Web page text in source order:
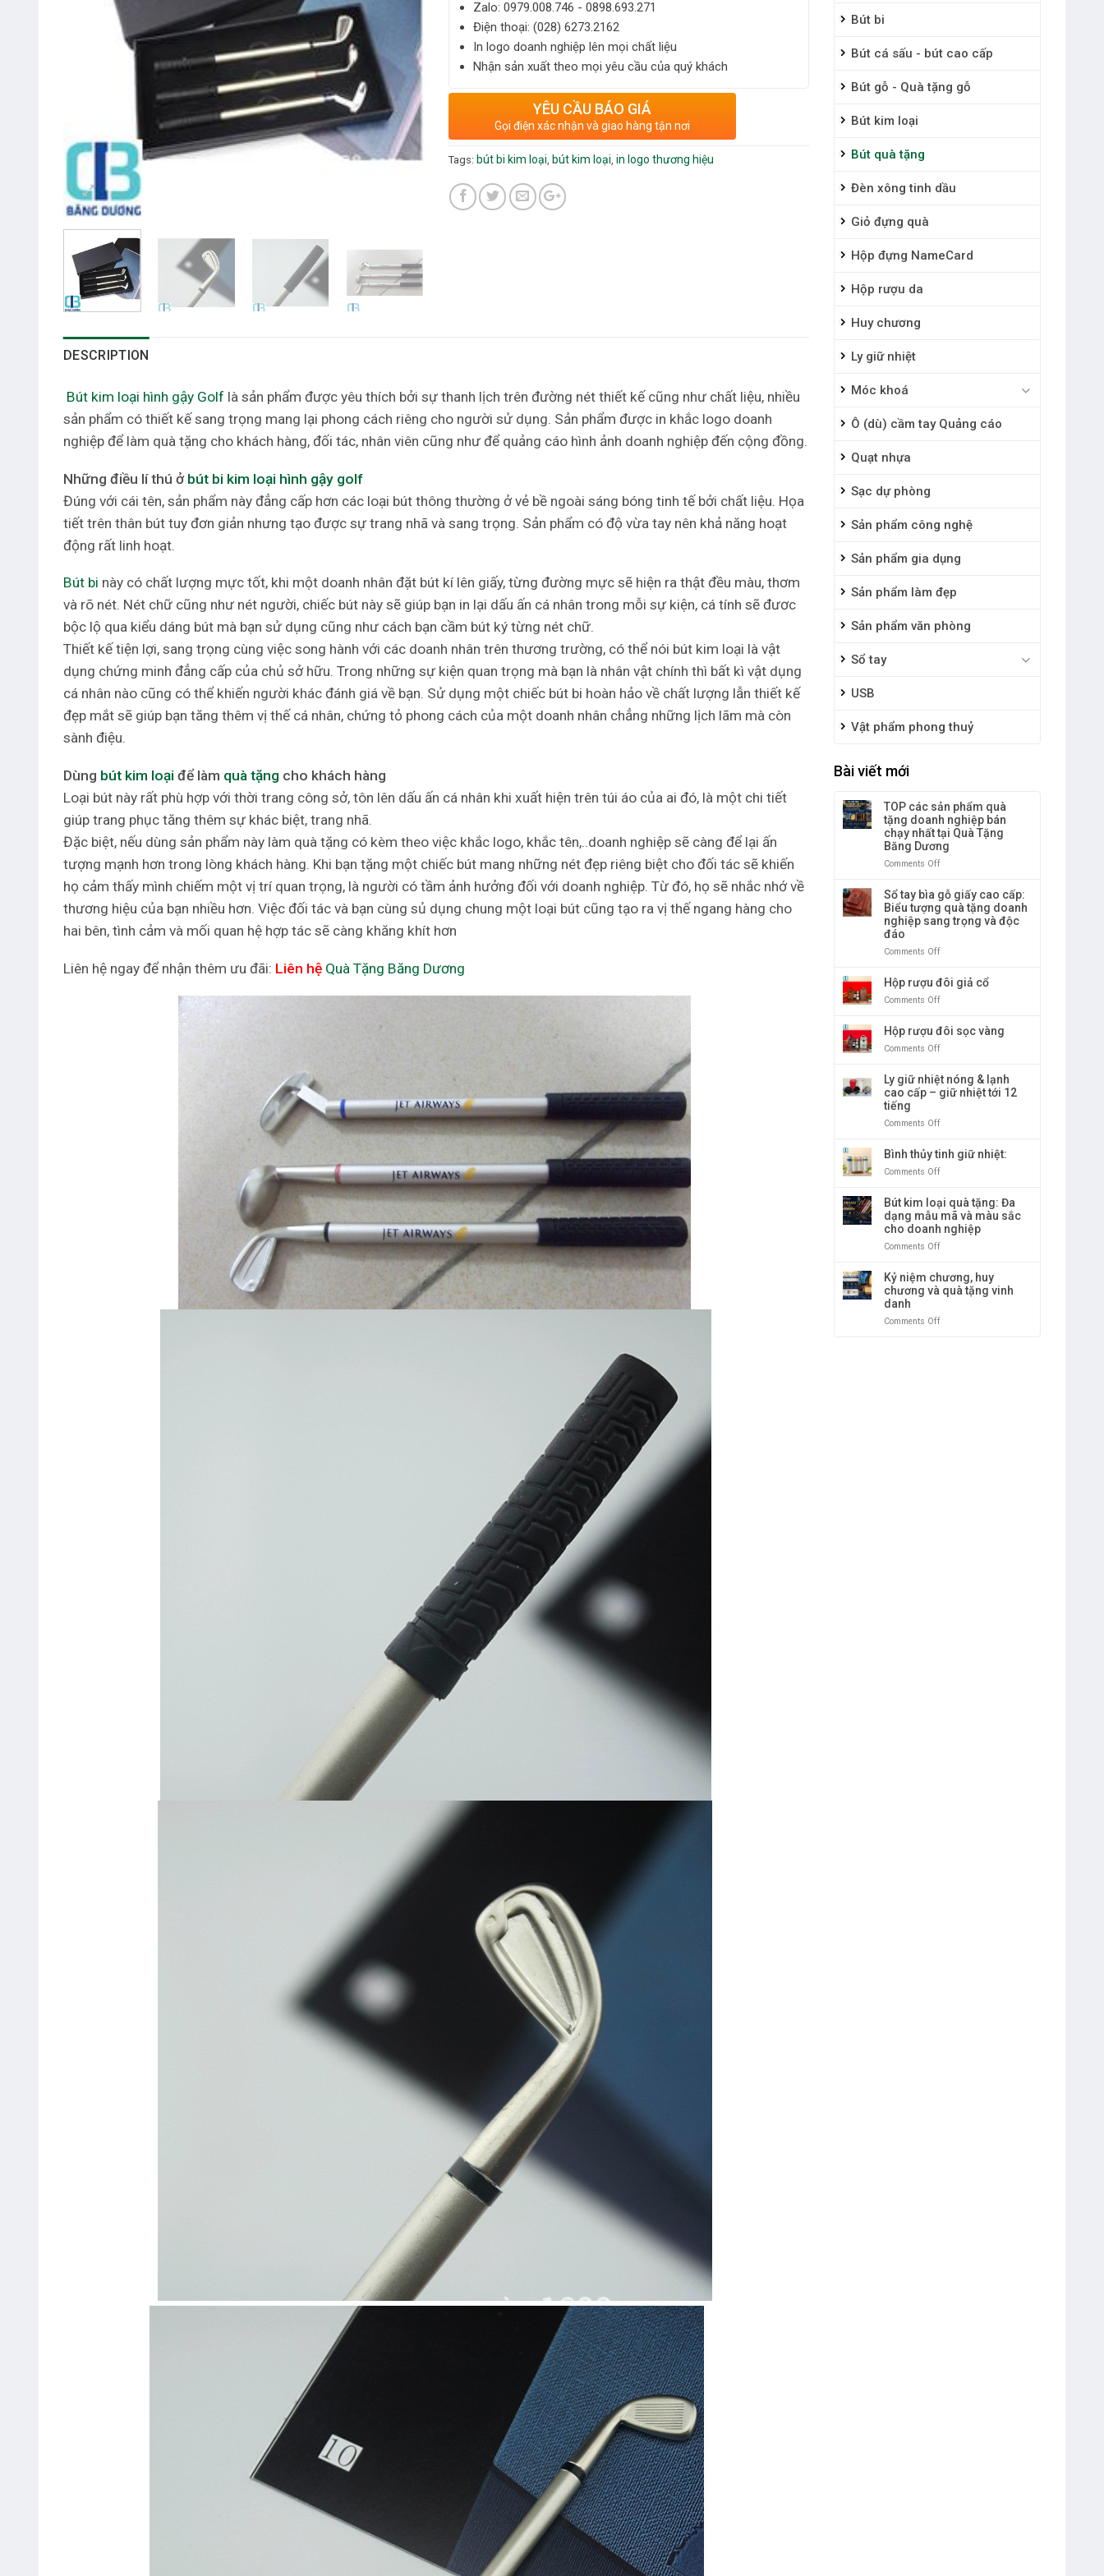
Bút bi
Bút cá sấu - bút cao cấp
Bút gỗ - Quà tặng gỗ
Bút kim loại
Bút quà tặng
Đèn xông tinh dầu
Giỏ đựng quà
Hộp đựng NameCard
Hộp rượu da
Huy chương
Ly giữ nhiệt
Móc khoá
Ô (dù) cầm tay Quảng cáo
Quạt nhựa
Sạc dự phòng
Sản phẩm công nghệ
Sản phẩm gia dụng
Sản phẩm làm đẹp
Sản phẩm văn phòng
Sổ tay
USB
Vật phẩm phong thuỷ
Bài viết mới
TOP các sản phẩm quà
tặng doanh nghiệp bán
chạy nhất tại Quà Tặng
Băng Dương
Comments Offon
các
sản
phẩm
quà
bán
chạy
Quà
Tặng
Dương
Sổ tay bìa gỗ giấy cao cấp:
Biểu tượng quà tặng doanh
nghiệp sang trọng và độc
đáo
Comments Offon
tay
cao
cấp:
quà
tặng
nghiệp
trọng
và
Hộp rượu đôi giả cổ
Comments Offon
rượu
Hộp rượu đôi sọc vàng
Comments Offon
rượu
đôi
sọc
Ly giữ nhiệt nóng & lạnh
cao cấp – giữ nhiệt tới 12
tiếng
Comments Offon
giữ
nhiệt
lạnh
cao
cấp
–
tới
12
Bình thủy tinh giữ nhiệt:
Comments Offon
thủy
tinh
giữ
nhiệt:
Bút kim loại quà tặng: Đa
dạng mẫu mã và màu sắc
cho doanh nghiệp
Comments Offon
kim
loại
quà
Kỷ niệm chương, huy
chương và quà tặng vinh
danh
Comments Offon
Zalo: ‎‎0979.008.746 - 0898.693.271
Điện thoại: ‎(028) 6273.2162
In logo doanh nghiệp lên mọi chất liệu
Nhận sản xuất theo mọi yêu cầu của quý khách
YÊU CẦU BÁO GIÁ
Gọi điện xác nhận và giao hàng tận nơi
Tags: bút bi kim loại bút kim loại in logo thương hiệu
DESCRIPTION
Bút kim loại hình gậy Golf là sản phẩm được yêu thích bởi sự thanh lịch trên đường nét thiết kế cũng như chất liệu, nhiều
sản phẩm có thiết kế sang trọng mang lại phong cách riêng cho người sử dụng. Sản phẩm được in khắc logo doanh
nghiệp để làm quà tặng cho khách hàng, đối tác, nhân viên cũng như để quảng cáo hình ảnh doanh nghiệp đến cộng đồng.
Những điều lí thú ở bút bi kim loại hình gậy golf
Đúng với cái tên, sản phẩm này đẳng cấp hơn các loại bút thông thường ở vẻ bề ngoài sáng bóng tinh tế bởi chất liệu. Họa
tiết trên thân bút tuy đơn giản nhưng tạo được sự trang nhã và sang trọng. Sản phẩm có độ vừa tay nên khả năng hoạt
động rất linh hoạt.
Bút bi này có chất lượng mực tốt, khi một doanh nhân đặt bút kí lên giấy, từng đường mực sẽ hiện ra thật đều màu, thơm
và rõ nét. Nét chữ cũng như nét người, chiếc bút này sẽ giúp bạn in lại dấu ấn cá nhân trong mỗi sự kiện, cá tính sẽ đươc
bộc lộ qua kiểu dáng bút mà bạn sử dụng cũng như cách bạn cầm bút ký từng nét chữ.
Thiết kế tiện lợi, sang trọng cùng việc song hành với các doanh nhân trên thương trường, có thể nói bút kim loại là vật
dụng chứng minh đẳng cấp của chủ sở hữu. Trong những sự kiện quan trọng mà bạn là nhân vật chính thì bất kì vật dụng
cá nhân nào cũng có thể khiến người khác đánh giá về bạn. Sử dụng một chiếc bút bi hoàn hảo về chất lượng lẫn thiết kế
đẹp mắt sẽ giúp bạn tăng thêm vị thế cá nhân, chứng tỏ phong cách của một doanh nhân chẳng những lịch lãm mà còn
sành điệu.
Dùng bút kim loại để làm quà tặng cho khách hàng
Loại bút này rất phù hợp với thời trang công sở, tôn lên dấu ấn cá nhân khi xuất hiện trên túi áo của ai đó, là một chi tiết
giúp trang phục tăng thêm sự khác biệt, trang nhã.
Đặc biệt, nếu dùng sản phẩm này làm quà tặng có kèm theo việc khắc logo, khắc tên,..doanh nghiệp sẽ càng để lại ấn
tượng mạnh hơn trong lòng khách hàng. Khi bạn tặng một chiếc bút mang những nét đẹp riêng biệt cho đối tác sẽ khiến
họ cảm thấy mình chiếm một vị trí quan trọng, là người có tầm ảnh hưởng đối với doanh nghiệp. Từ đó, họ sẽ nhắc nhớ về
thương hiệu của bạn nhiều hơn. Việc đối tác và bạn cùng sủ dụng chung một loại bút cũng tạo ra vị thế ngang hàng cho
hai bên, tình cảm và mối quan hệ hợp tác sẽ càng khăng khít hơn
Liên hệ ngay để nhận thêm ưu đãi: Liên hệ Quà Tặng Băng Dương